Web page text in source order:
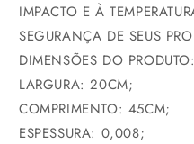
IMPACTO E À
SEGURANÇA DE SEUS
DIMENSÕES DO PRODUTO:
LARGURA: 20CM;
COMPRIMENTO: 45CM;
ESPESSURA: 0,008;